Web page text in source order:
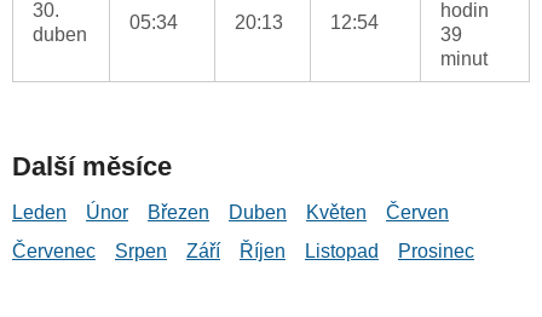
30.
duben
05:34 20:13 12:54
hodin
39
minut
Další měsíce
Leden Únor Březen Duben Květen
Červen
Červenec
Srpen Září Říjen Listopad Prosinec